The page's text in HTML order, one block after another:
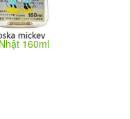
160ml